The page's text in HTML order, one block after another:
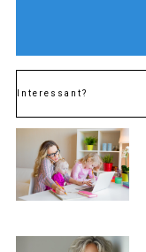
Interessant?